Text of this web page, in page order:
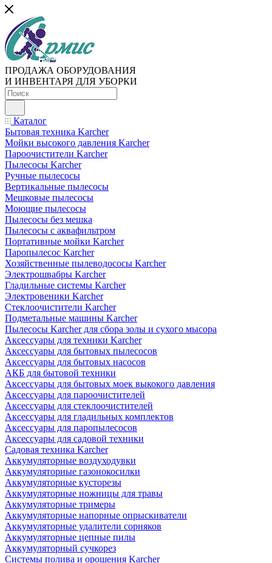
ПРОДАЖА ОБОРУДОВАНИЯ
И ИНВЕНТАРЯ ДЛЯ УБОРКИ
Каталог
Бытовая техника Karcher
Мойки высокого давления Karcher
Пароочистители Karcher
Пылесосы Karcher
Ручные пылесосы
Вертикальные пылесосы
Мешковые пылесосы
Моющие пылесосы
Пылесосы без мешка
Пылесосы с аквафильтром
Портативные мойки Karcher
Паропылесос Karcher
Хозяйственные пылеводососы Karcher
Электрошвабры Karcher
Гладильные системы Karcher
Электровеники Karcher
Стеклоочистители Karcher
Подметальные машины Karcher
Пылесосы Karcher для сбора золы и сухого мысора
Аксессуары для техники Karcher
Аксессуары для бытовых пылесосов
Аксессуары для бытовых насосов
АКБ для бытовой техники
Аксессуары для бытовых моек выкокого давления
Аксессуары для пароочистителей
Аксессуары для стеклоочистителей
Аксессуары для гладильных комплектов
Аксессуары для паропылесосов
Аксессуары для садовой техники
Садовая техника Karcher
Аккумуляторные воздуходувки
Аккумуляторные газонокосилки
Аккумуляторные кусторезы
Аккумуляторные ножницы для травы
Аккумуляторные тримеры
Аккумуляторные напорные опрыскиватели
Аккумуляторные удалители сорняков
Аккумуляторные цепные пилы
Аккумуляторный сучкорез
Системы полива и орошения Karcher